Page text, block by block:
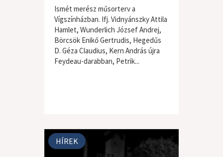
Ismét merész műsorterv a
Vígszínházban. Ifj. Vidnyánszky Attila
Hamlet, Wunderlich József Andrej,
Börcsök Enikő Gertrudis, Hegedűs
D. Géza Claudius, Kern András újra
Feydeau-darabban, Petrik...
HÍREK